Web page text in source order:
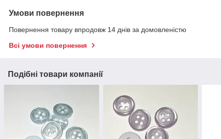
Умови повернення
Повернення товару впродовж 14 днів за домовленістю
Всі умови повернення
Подібні товари компанії